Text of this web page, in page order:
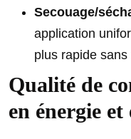
Secouage/
application
plus rapide
Qualité de
en énergie et